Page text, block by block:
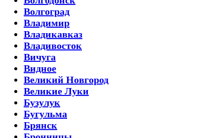
Волгоград
Владимир
Владикавказ
Владивосток
Вичуга
Видное
Великий Новгород
Великие Луки
Бузулук
Бугульма
Брянск